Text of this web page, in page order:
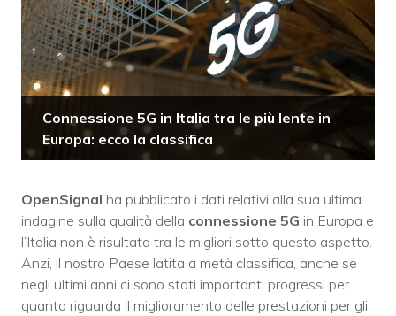
Connessione 5G in Italia tra le più lente in
Europa: ecco la classifica
OpenSignal ha pubblicato i dati relativi alla sua ultima
indagine sulla qualità della connessione 5G in Europa e
l’Italia non è risultata tra le migliori sotto questo aspetto.
Anzi, il nostro Paese latita a metà classifica, anche se
negli ultimi anni ci sono stati importanti progressi per
quanto riguarda il miglioramento delle prestazioni per gli